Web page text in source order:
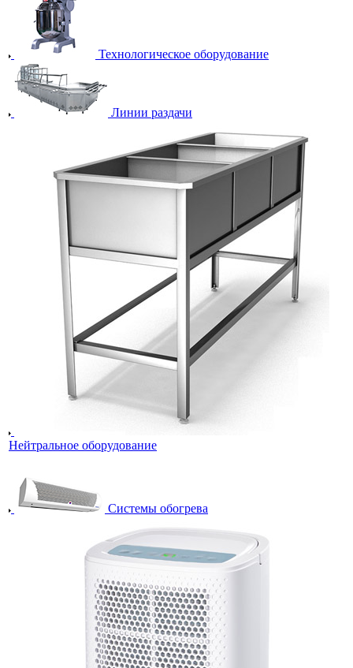
Технологическое оборудование
Линии раздачи
Нейтральное оборудование
Системы обогрева